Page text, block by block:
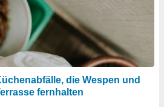
die Wespen und
fernhalten